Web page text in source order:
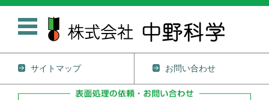
サイトマップ お問い合わせ